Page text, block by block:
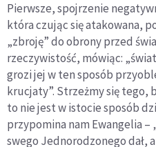
Pierwsze, spojrzenie
która czując się atakowana,
„zbroję” do obrony przed
rzeczywistość, mówiąc:
grozi jej w ten sposób
krucjaty”. Strzeżmy się tego,
to nie jest w istocie sposób
przypomina nam Ewangelia –
swego Jednorodzonego dał,